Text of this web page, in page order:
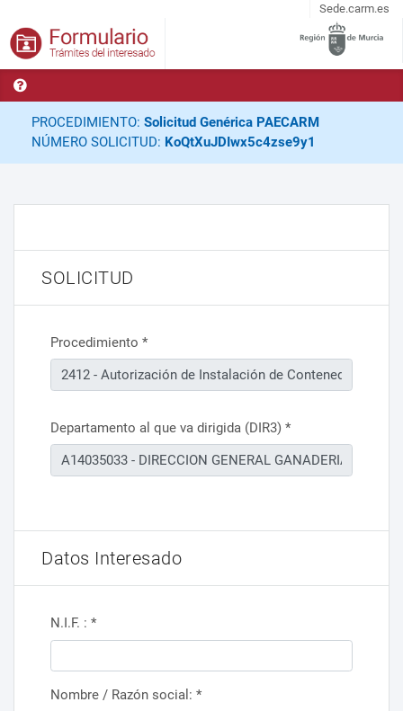
Sede.carm.es
PROCEDIMIENTO: Solicitud Genérica PAECARM
NÚMERO SOLICITUD: KoQtXuJDIwx5c4zse9y1
SOLICITUD
Procedimiento *
Departamento al que va dirigida (DIR3) *
Datos Interesado
N.I.F. : *
Nombre / Razón social: *